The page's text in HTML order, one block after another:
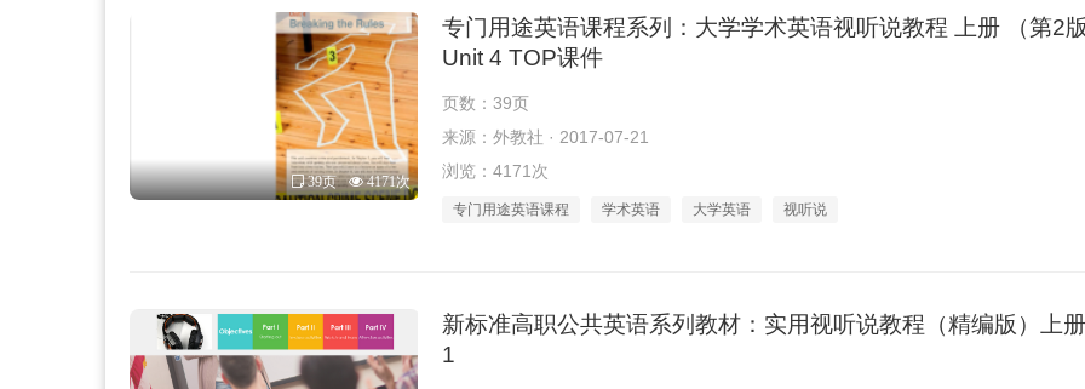
39页 4171次
专门用途英语课程系列：大学学术英语视听说教程 上册 （第2版
Unit 4 TOP课件
页数：39页
来源：外教社 · 2017-07-21
浏览：4171次
专门用途英语课程 学术英语 大学英语 视听说
新标准高职公共英语系列教材：实用视听说教程（精编版）上
1